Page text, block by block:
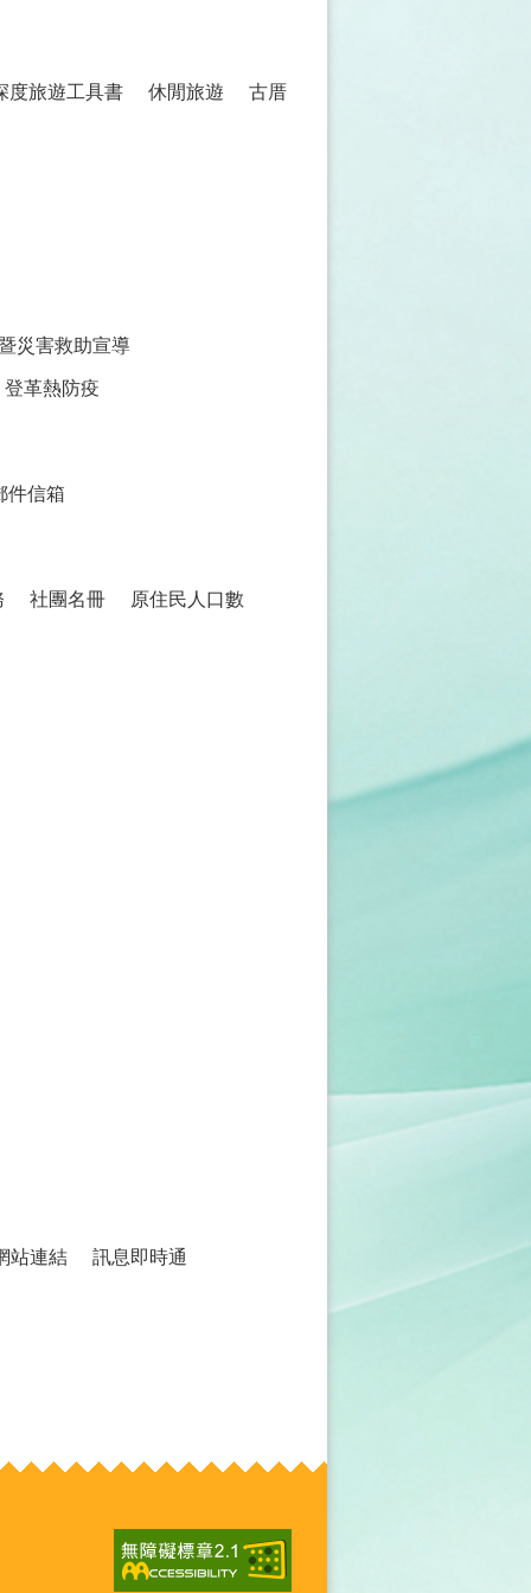
度旅遊工具書 休閒旅遊 古厝
災害救助宣導
登革熱防疫
件信箱
社團名冊 原住民人口數
站連結 訊息即時通